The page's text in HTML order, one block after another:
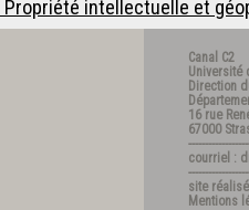
Propriété intellectuelle et
Canal C2
Université
Direction
16 rue
67000
courriel :
site
Mentions